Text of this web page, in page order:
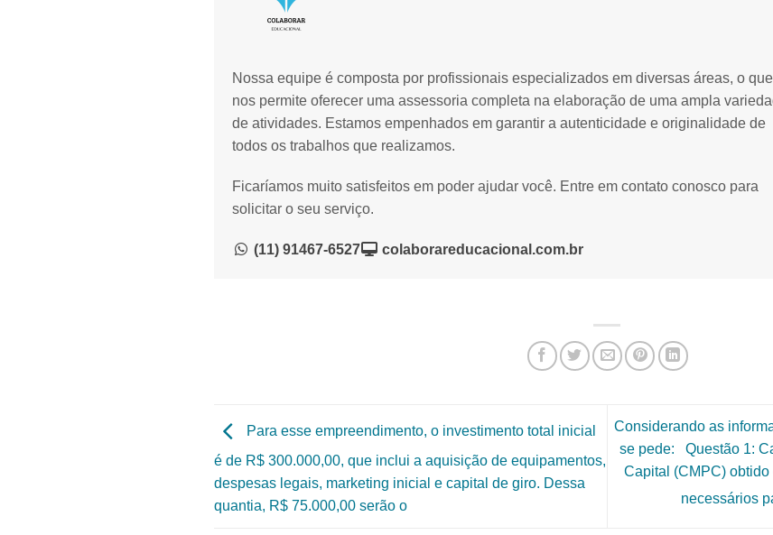
Nossa equipe é composta por profissionais especializados em diversas áreas, o que
nos permite oferecer uma assessoria completa na elaboração de uma ampla
de atividades. Estamos empenhados em garantir a autenticidade e originalidade de
todos os trabalhos que realizamos.
Ficaríamos muito satisfeitos em poder ajudar você. Entre em contato conosco para
solicitar o seu serviço.
(11) 91467-6527 colaborareducacional.com.br
Para esse empreendimento, o investimento total inicial
é de R$ 300.000,00, que inclui a aquisição de equipamentos,
despesas legais, marketing inicial e capital de giro. Dessa
quantia, R$ 75.000,00 serão o
Considerando as
se pede: Questão 1:
Capital (CMPC)
necessários